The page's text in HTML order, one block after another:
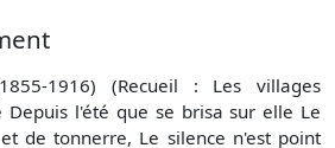
1916) (Recueil : Les villages
Depuis l'été que se brisa sur elle Le
de tonnerre, Le silence n'est point